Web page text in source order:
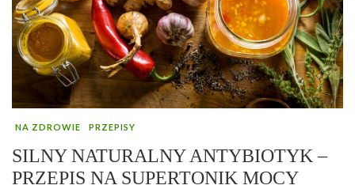
NA ZDROWIE PRZEPISY
SILNY NATURALNY ANTYBIOTYK –
PRZEPIS NA SUPERTONIK MOCY